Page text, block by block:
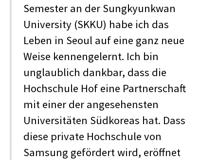
Semester an der Sungkyunkwan
University (SKKU) habe ich das
Leben in Seoul auf eine ganz neue
Weise kennengelernt. Ich bin
unglaublich dankbar, dass die
Hochschule Hof eine Partnerschaft
mit einer der angesehensten
Universitäten Südkoreas hat. Dass
diese private Hochschule von
Samsung gefördert wird, eröffnet